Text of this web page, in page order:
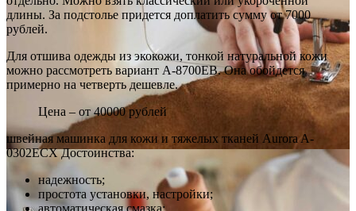
длины. За подстолье придется доплатить сумму от 7000
рублей.
Для отшива одежды из экокожи, тонкой натуральной кожи
можно рассмотреть вариант A-8700EB. Она обойдется
примерно на четверть дешевле.
Цена – от 40000 рублей
швейная машинка для кожи и тяжелых тканей Aurora A-
0302ECX Достоинства:
надежность;
простота установки, настройки;